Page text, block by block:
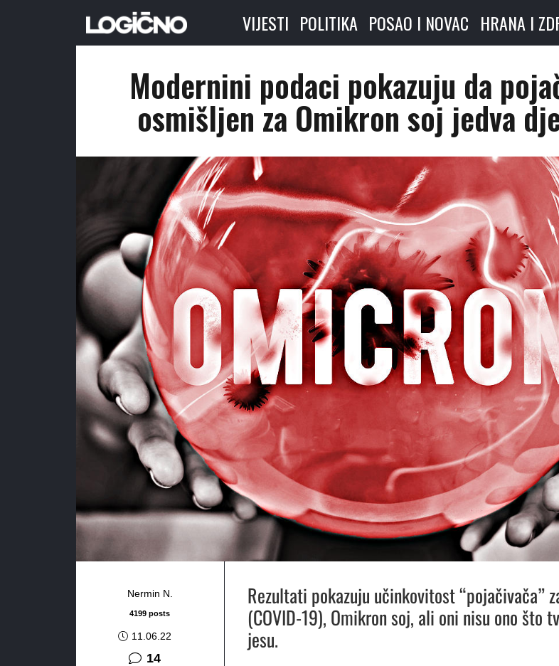
VIJESTI POLITIKA POSAO I NOVAC HRANA I
Modernini podaci pokazuju da
osmišljen za Omikron soj jedva
Nermin N.
4199 posts
11.06.22
14komentara
Rezultati pokazuju učinkovitost “pojačivača”
(COVID-19), Omikron soj, ali oni nisu ono što
jesu.